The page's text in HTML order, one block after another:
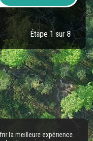
Étape 1 sur 8
la meilleure expérience